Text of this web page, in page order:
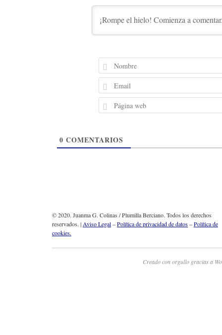
0 COMENTARIOS
© 2020. Juanma G. Colinas / Plumilla Berciano. Todos los derechos
reservados. |Aviso Legal–Política de privacidad de datos–Política de
cookies.
Creado con orgullo gracias a